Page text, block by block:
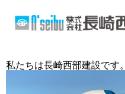
私たちは長崎西部建設です。